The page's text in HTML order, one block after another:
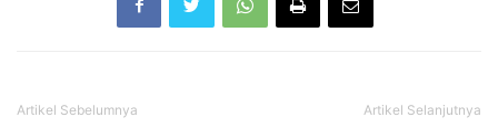
Artikel Sebelumnya Artikel Selanjutnya